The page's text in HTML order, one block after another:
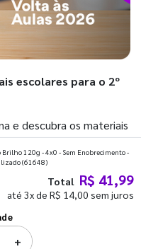
escolares para o 2º
e descubra os materiais
120g - 4x0 - Sem Enobrecimento -
(61648)
Total R$ 41,99
até 3x de R$ 14,00 sem juros
+